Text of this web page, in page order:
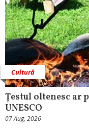
Cultură
Țestul oltenesc ar
UNESCO
07 Aug, 2026